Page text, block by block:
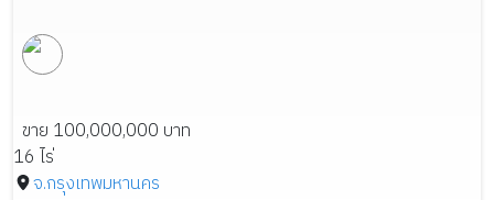
ขาย 100,000,000 บาท
16 ไร่
จ.กรุงเทพมหานคร